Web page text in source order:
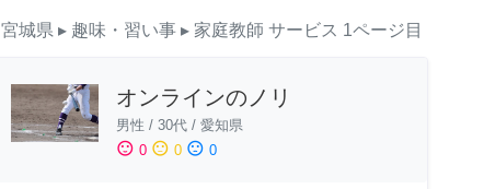
宮城県 ▸ 趣味・習い事 ▸ 家庭教師 サービス 1ページ目
オンラインのノリ
男性 / 30代 / 愛知県
sentiment_satisfied 0 sentiment_neutral 0 sentiment_dissatisfied 0